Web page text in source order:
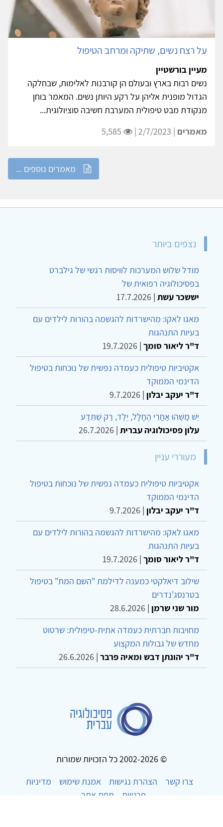
על רצח נשים, שתיקה ומרחב הטיפול
מעיין בורשטיין
נשים רבות בארץ ובעולם הן קורבנות לאלימות, שבחלקה
הגדול מופנית אליהן על רקע היותן נשים. המאמר בוחן
מנקודת מבט טיפולית המערבת חשיבה סוציולוגית...
מאמרים | 2/7/2023 |
מאמרים נוספים ...
נצפים ביותר
מודל שלוש המערכות לוויסות רגשי של גילברט
בפסיכולוגיה רפואית של
יששכר עשת |
17.7.2026
מאגו לאקו: מהישרדות להגשמה בהורות לילדים עם
בעיות התנהגות
ד"ר ליאור סומך |
19.7.2026
אקטיביות טיפולית כעמדה נפשית של נוכחות בטיפול
הדינמי הממוקד
ד"ר יעקב יבלון |
9.7.2026
יֵשׁ מַשֶּׁהוּ אַחֲרֵי הֶחָלָל, יֶלֶד, רַק שֶׁתֵּדַע
עלון פסיכולוגיה עברית |
26.7.2026
מעוררי עניין
אקטיביות טיפולית כעמדה נפשית של נוכחות בטיפול
הדינמי הממוקד
ד"ר יעקב יבלון |
9.7.2026
מאגו לאקו: מהישרדות להגשמה בהורות לילדים עם
בעיות התנהגות
ד"ר ליאור סומך |
19.7.2026
שילוב דיאלקטי כמענה לדילמת "השם המת" בטיפול
בטרנסג'נדרים
מור שני שרמן |
28.6.2026
מחויבות חברתית כעמדה אתית-טיפולית: שרטוט
מחדש של גבולות המקצוע
ד"ר יהונתן דבש ומאיה פרבר |
26.6.2026
© 2002-2026 כל הזכויות שמורות
צרו קשר
הצהרת נגישות אמנת שימוש
מדיניות
פרטיות
מפת אתר